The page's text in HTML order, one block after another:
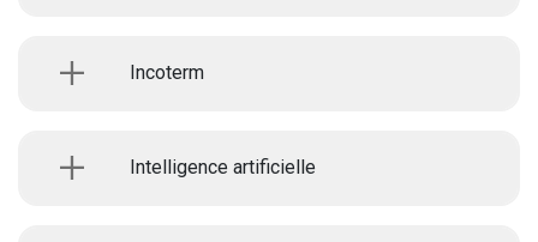
Incoterm
Intelligence artificielle